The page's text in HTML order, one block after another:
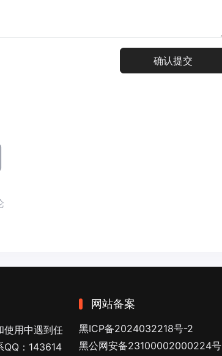
使用中遇到任
QQ：143614
网站备案
黑ICP备2024032218号-2
黑公网安备23100002000224号